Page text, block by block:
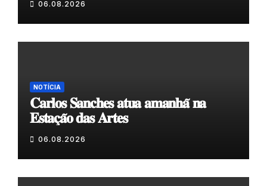
06.08.2026
NOTÍCIA
𝐂𝐚𝐫𝐥𝐨𝐬 𝐒𝐚𝐧𝐜𝐡𝐞𝐬 𝐚𝐭𝐮𝐚 𝐚𝐦𝐚𝐧𝐡𝐚̃ 𝐧𝐚
𝐄𝐬𝐭𝐚𝐜̧𝐚̃𝐨 𝐝𝐚𝐬 𝐀𝐫𝐭𝐞𝐬
06.08.2026